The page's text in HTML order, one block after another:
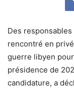
Des
rencontré en
guerre libyen
présidence de
candidature, a